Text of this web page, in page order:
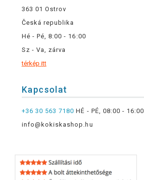
363 01 Ostrov
Česká republika
Hé - Pé, 8:00 - 16:00
Sz - Va, zárva
térkép itt
Kapcsolat
+36 30 563 7180 HÉ - PÉ, 08:00 - 16:00
info@kokiskashop.hu